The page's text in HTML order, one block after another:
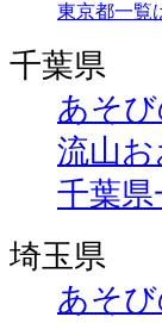
東京都一覧
千葉県
あそ
流山お
千葉県
埼玉県
あそ